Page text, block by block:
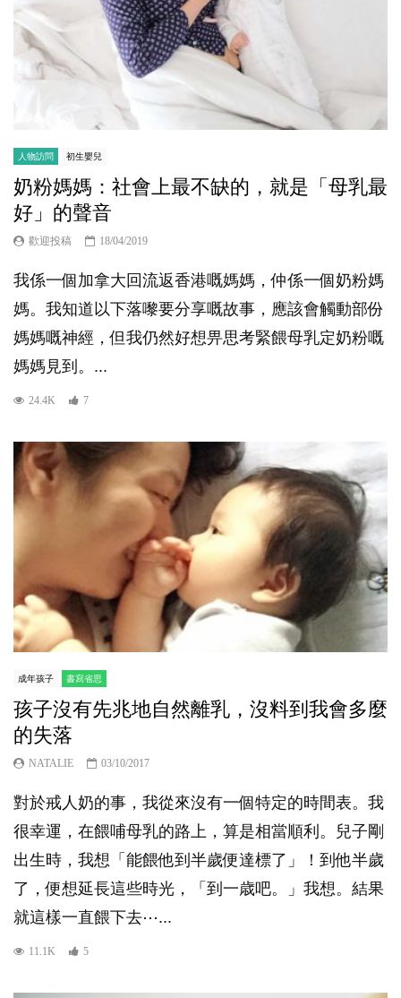
人物訪問 初生嬰兒
奶粉媽媽：社會上最不缺的，就是「母乳最
好」的聲音
歡迎投稿 18/04/2019
我係一個加拿大回流返香港嘅媽媽，仲係一個奶粉媽
媽。我知道以下落嚟要分享嘅故事，應該會觸動部份
媽媽嘅神經，但我仍然好想畀思考緊餵母乳定奶粉嘅
媽媽見到。...
24.4K 7
成年孩子 書寫省思
孩子沒有先兆地自然離乳，沒料到我會多麼
的失落
NATALIE 03/10/2017
對於戒人奶的事，我從來沒有一個特定的時間表。我
很幸運，在餵哺母乳的路上，算是相當順利。兒子剛
出生時，我想「能餵他到半歲便達標了」！到他半歲
了，便想延長這些時光，「到一歳吧。」我想。結果
就這樣一直餵下去⋯...
11.1K 5